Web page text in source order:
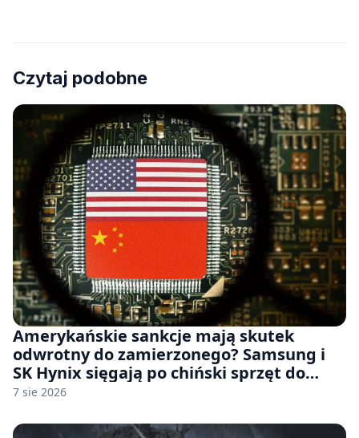
Czytaj podobne
Amerykańskie sankcje mają skutek
odwrotny do zamierzonego? Samsung i
SK Hynix sięgają po chiński sprzęt do
fabryk chipów
7 sie 2026